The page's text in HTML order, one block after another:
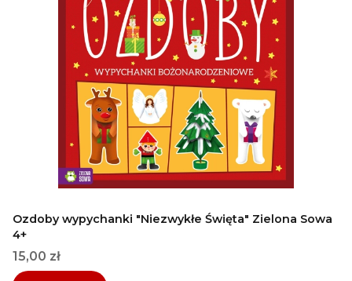
Ozdoby wypychanki "Niezwykłe Święta" Zielona Sowa
4+
Cena
15,00 zł